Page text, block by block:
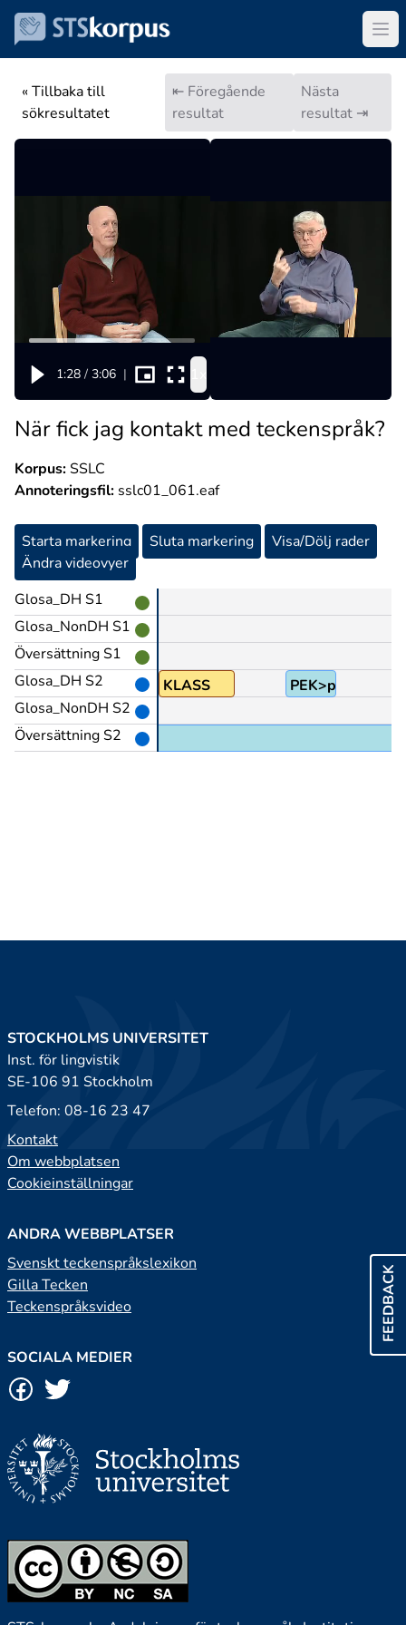
« Tillbaka till
sökresultatet
⇤ Föregående
resultat
Nästa
resultat ⇥
1:28 / 3:06 |
När fick jag kontakt med teckenspråk?
Korpus:SSLC
Annoteringsfil: sslc01_061.eaf
Starta markering Sluta markering
Visa/Dölj rader
Ändra videovyer
Glosa_DH S1
Glosa_NonDH S1
Översättning S1
Glosa_DH S2
Glosa_NonDH S2
Översättning S2
KLASS PEK>person
FEEDBACK
STOCKHOLMS UNIVERSITET
Inst. för lingvistik
SE-106 91 Stockholm
Telefon: 08-16 23 47
Kontakt
Om webbplatsen
Cookieinställningar
ANDRA WEBBPLATSER
Svenskt teckenspråkslexikon
Gilla Tecken
Teckenspråksvideo
SOCIALA MEDIER